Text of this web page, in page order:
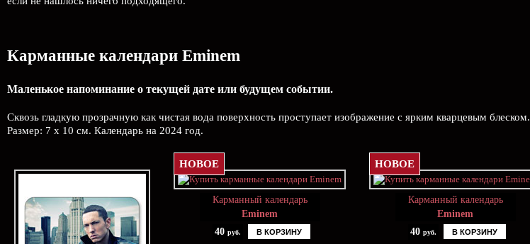
Карманные календари Eminem
Маленькое напоминание о текущей дате или будущем событии.
Сквозь гладкую прозрачную как чистая вода поверхность проступает изображение с ярким кварцевым блеском.
Размер: 7 х 10 см. Календарь на 2024 год.
Карманный календарь
Eminem
40 руб. В КОРЗИНУ
НОВОЕ
Карманный календарь
Eminem
40 руб. В КОРЗИНУ
НОВОЕ